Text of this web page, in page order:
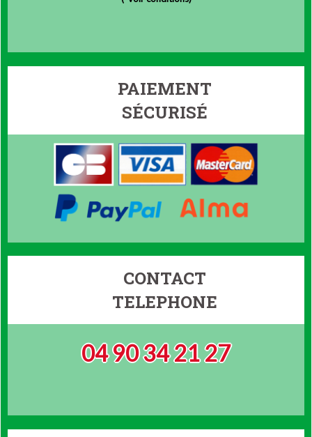
PAIEMENT
SÉCURISÉ
CONTACT
TELEPHONE
04 90 34 21 27